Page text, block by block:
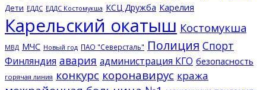
Дети ЕДДС ЕДДС Костомукша КСЦ Дружба Карелия
Карельский окатыш Костомукша
МВД МЧС Новый год ПАО "Северсталь" Полиция Спорт
Финляндия авария администрация КГО безопасность
горячая линия конкурс коронавирус кража